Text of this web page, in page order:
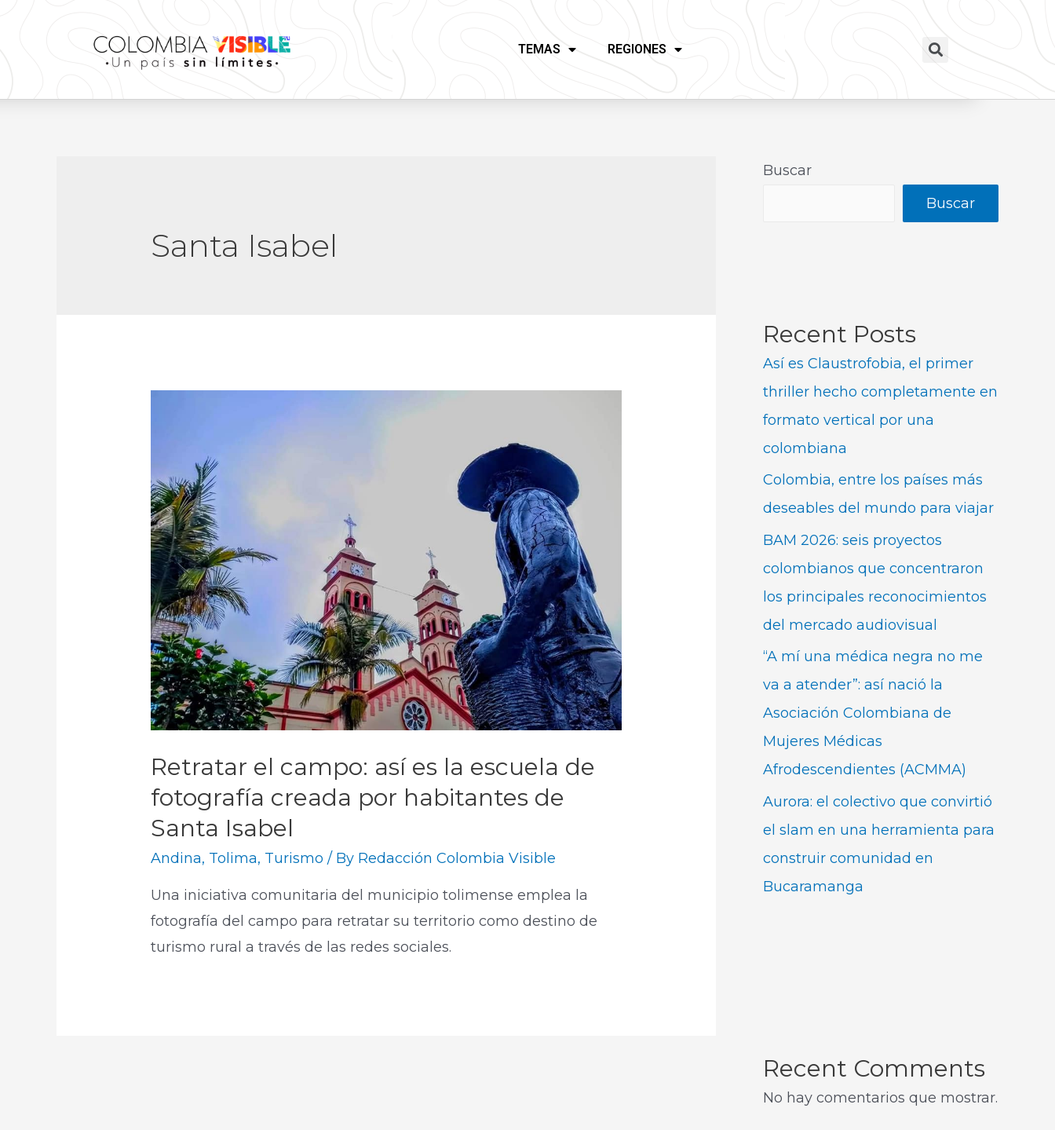
TEMAS REGIONES
Santa Isabel
Retratar el campo: así es la escuela de
fotografía creada por habitantes de
Santa Isabel
Andina, Tolima, Turismo / By Redacción Colombia Visible
Una iniciativa comunitaria del municipio tolimense emplea la
fotografía del campo para retratar su territorio como destino de
turismo rural a través de las redes sociales.
Buscar
Buscar
Recent Posts
Así es Claustrofobia, el primer
thriller hecho completamente en
formato vertical por una
colombiana
Colombia, entre los países más
deseables del mundo para viajar
BAM 2026: seis proyectos
colombianos que concentraron
los principales reconocimientos
del mercado audiovisual
“A mí una médica negra no me
va a atender”: así nació la
Asociación Colombiana de
Mujeres Médicas
Afrodescendientes (ACMMA)
Aurora: el colectivo que convirtió
el slam en una herramienta para
construir comunidad en
Bucaramanga
Recent Comments
No hay comentarios que mostrar.